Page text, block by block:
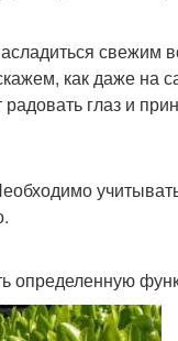
свежим
как даже на
глаз и
определенную